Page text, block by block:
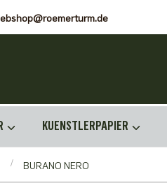
KUENSTLERPAPIER
BURANO NERO